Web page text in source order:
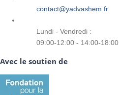
contact@yadvashem.fr
Lundi - Vendredi :
09:00-12:00 - 14:00-18:00
Avec le soutien de